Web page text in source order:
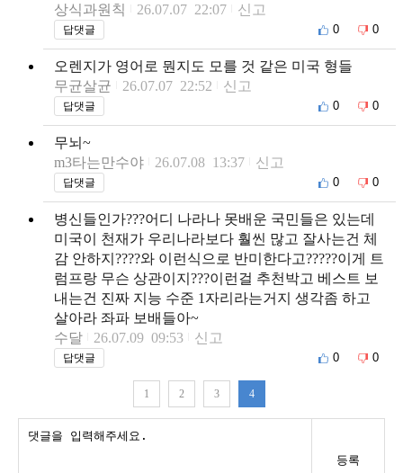
상식과원칙
26.07.07 22:07 신고
답댓글 0 0
오렌지가 영어로 뭔지도 모를 것 같은 미국 형들
무균살균
26.07.07 22:52 신고
답댓글 0 0
무뇌~
m3타는만수야
26.07.08 13:37 신고
답댓글 0 0
병신들인가???어디 나라나 못배운 국민들은 있는데
미국이 천재가 우리나라보다 훨씬 많고 잘사는건 체
감 안하지????와 이런식으로 반미한다고?????이게 트
럼프랑 무슨 상관이지???이런걸 추천박고 베스트 보
내는건 진짜 지능 수준 1자리라는거지 생각좀 하고
살아라 좌파 보배들아~
수달
26.07.09 09:53 신고
답댓글 0 0
1 2 3 4
등록